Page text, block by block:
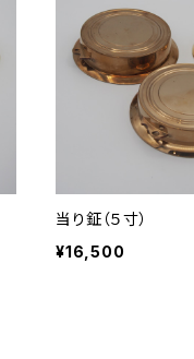
当り鉦（５寸）
¥16,500